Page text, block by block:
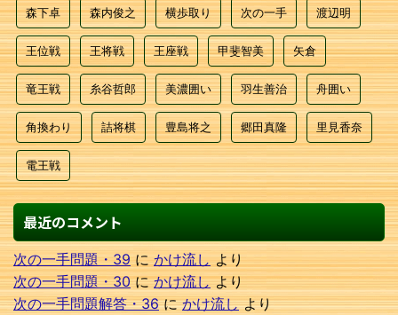
森下卓 森内俊之 横歩取り 次の一手 渡辺明
王位戦 王将戦 王座戦 甲斐智美 矢倉
竜王戦 糸谷哲郎 美濃囲い 羽生善治 舟囲い
角換わり 詰将棋 豊島将之 郷田真隆 里見香奈
電王戦
最近のコメント
次の一手問題・39にかけ流しより
次の一手問題・30にかけ流しより
次の一手問題解答・36にかけ流しより